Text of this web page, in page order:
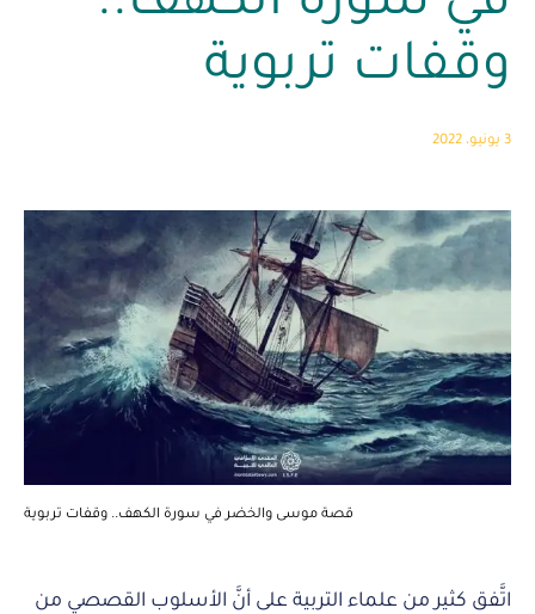
وقفات تربوية
3 يونيو، 2022
قصة موسى والخضر في سورة الكهف.. وقفات تربوية
اتَّفق كثير من علماء التربية على أنَّ الأسلوب القصصي من